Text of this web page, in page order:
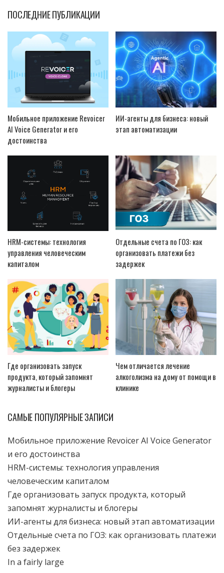
ПОСЛЕДНИЕ ПУБЛИКАЦИИ
Мобильное приложение Revoicer
AI Voice Generator и его
достоинства
ИИ-агенты для бизнеса: новый
этап автоматизации
HRM-системы: технология
управления человеческим
капиталом
Отдельные счета по ГОЗ: как
организовать платежи без
задержек
Где организовать запуск
продукта, который запомнят
журналисты и блогеры
Чем отличается лечение
алкоголизма на дому от помощи в
клинике
САМЫЕ ПОПУЛЯРНЫЕ ЗАПИСИ
Мобильное приложение Revoicer AI Voice Generator
и его достоинства
HRM-системы: технология управления
человеческим капиталом
Где организовать запуск продукта, который
запомнят журналисты и блогеры
ИИ-агенты для бизнеса: новый этап автоматизации
Отдельные счета по ГОЗ: как организовать платежи
без задержек
In a fairly large